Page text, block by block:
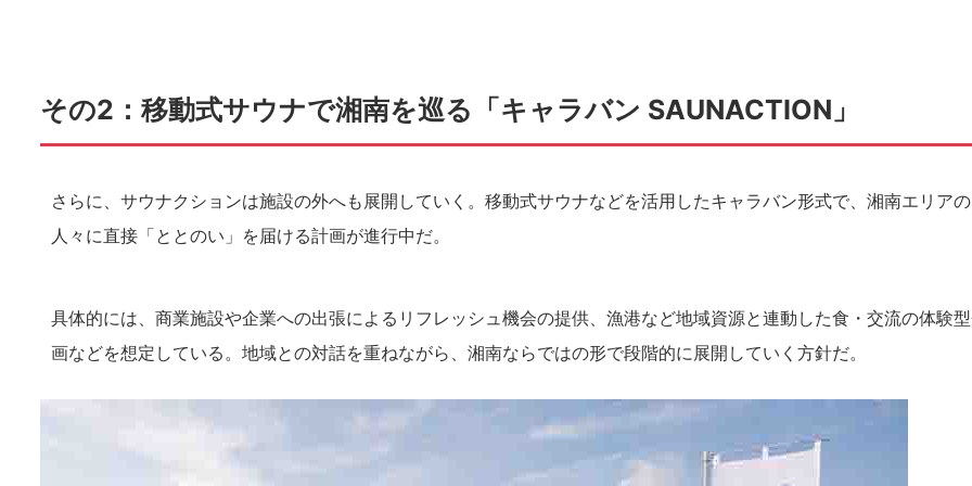
その2：移動式サウナで湘南を巡る「キャラバン SAUNACTION」
さらに、サウナクションは施設の外へも展開していく。移動式サウナなどを活用したキャラバン形式で、湘南エリアの
人々に直接「ととのい」を届ける計画が進行中だ。
具体的には、商業施設や企業への出張によるリフレッシュ機会の提供、漁港など地域資源と連動した食・交流の体験
画などを想定している。地域との対話を重ねながら、湘南ならではの形で段階的に展開していく方針だ。